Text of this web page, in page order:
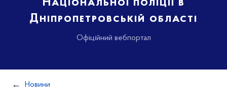
Національної поліції в
Дніпропетровській області
Офіційний вебпортал
Новини